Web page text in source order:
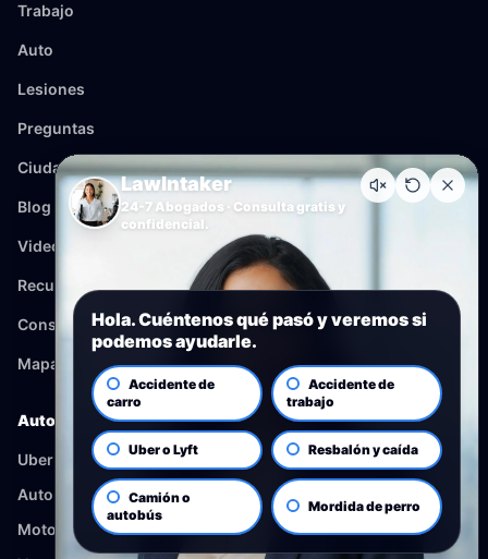
Trabajo
Auto
Lesiones
Preguntas
Ciudades
Blog
Videos
Recursos
Consulta
Mapa del sitio
Auto
Uber y Lyft
Autobus
Motocicleta
LawIntaker
24-7 Abogados · Consulta gratis y
confidencial.
Hola. Cuéntenos qué pasó y veremos si
podemos ayudarle.
Accidente de
carro
Accidente de
trabajo
Uber o Lyft Resbalón y caída
Camión o
autobús
Mordida de perro